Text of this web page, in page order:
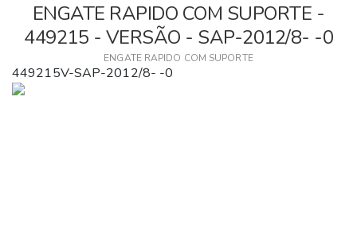
ENGATE RAPIDO COM SUPORTE -
449215 - VERSÃO - SAP-2012/8- -0
ENGATE RAPIDO COM SUPORTE
449215V-SAP-2012/8- -0